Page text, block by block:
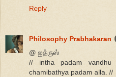
Reply
Philosophy Prabhakaran
@ ஐத்ருஸ்
// intha padam vandhu
chamibathya padam alla. //